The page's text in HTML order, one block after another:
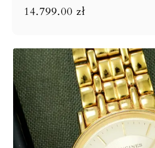
14.799.00 zł